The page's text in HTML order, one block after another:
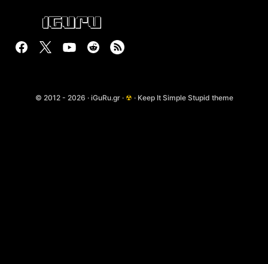
© 2012 - 2026 · iGuRu.gr · ☢ · Keep It Simple Stupid theme